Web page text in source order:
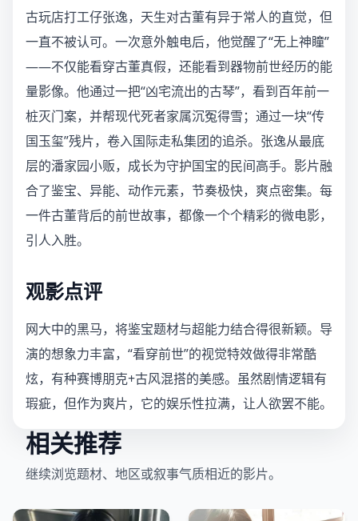
古玩店打工仔张逸，天生对古董有异于常人的直觉，但
一直不被认可。一次意外触电后，他觉醒了“无上神瞳”
——不仅能看穿古董真假，还能看到器物前世经历的能
量影像。他通过一把“凶宅流出的古琴”，看到百年前一
桩灭门案，并帮现代死者家属沉冤得雪；通过一块“传
国玉玺”残片，卷入国际走私集团的追杀。张逸从最底
层的潘家园小贩，成长为守护国宝的民间高手。影片融
合了鉴宝、异能、动作元素，节奏极快，爽点密集。每
一件古董背后的前世故事，都像一个个精彩的微电影，
引人入胜。
观影点评
网大中的黑马，将鉴宝题材与超能力结合得很新颖。导
演的想象力丰富，“看穿前世”的视觉特效做得非常酷
炫，有种赛博朋克+古风混搭的美感。虽然剧情逻辑有
瑕疵，但作为爽片，它的娱乐性拉满，让人欲罢不能。
相关推荐
继续浏览题材、地区或叙事气质相近的影片。